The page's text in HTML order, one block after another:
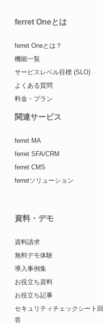
ferret Oneとは
ferret Oneとは？
機能一覧
サービスレベル目標 (SLO)
よくある質問
料金・プラン
関連サービス
ferret MA
ferret SFA/CRM
ferret CMS
ferretソリューション
資料・デモ
資料請求
無料デモ体験
導入事例集
お役立ち資料
お役立ち記事
セキュリティチェックシート回
答